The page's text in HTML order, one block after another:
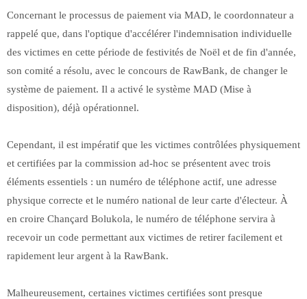
Concernant le processus de paiement via MAD, le coordonnateur a
rappelé que, dans l'optique d'accélérer l'indemnisation individuelle
des victimes en cette période de festivités de Noël et de fin d'année,
son comité a résolu, avec le concours de RawBank, de changer le
système de paiement. Il a activé le système MAD (Mise à
disposition), déjà opérationnel.
Cependant, il est impératif que les victimes contrôlées physiquement
et certifiées par la commission ad-hoc se présentent avec trois
éléments essentiels : un numéro de téléphone actif, une adresse
physique correcte et le numéro national de leur carte d'électeur. À
en croire Chançard Bolukola, le numéro de téléphone servira à
recevoir un code permettant aux victimes de retirer facilement et
rapidement leur argent à la RawBank.
Malheureusement, certaines victimes certifiées sont presque